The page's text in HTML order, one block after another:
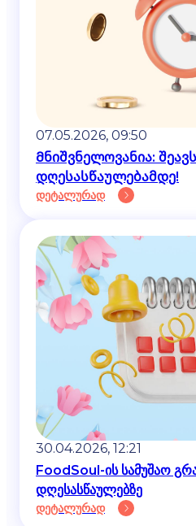
07.05.2026, 09:50
Მნიშვნელოვანია:
დღესასწაულებამდე!
დეტალურად
30.04.2026, 12:21
FoodSoul-ის სამუშაო
დღესასწაულებზე
დეტალურად